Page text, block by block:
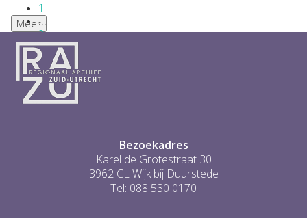
1
...
2
3
4
5
6
...
Meer
Bezoekadres
Karel de Grotestraat 30
3962 CL Wijk bij Duurstede
Tel: 088 530 0170